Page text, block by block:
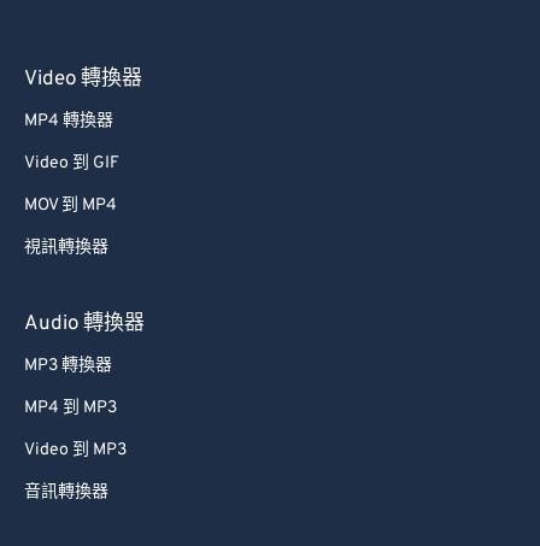
Video 轉換器
MP4 轉換器
Video 到 GIF
MOV 到 MP4
視訊轉換器
Audio 轉換器
MP3 轉換器
MP4 到 MP3
Video 到 MP3
音訊轉換器